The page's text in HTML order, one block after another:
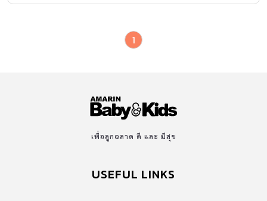
ที่พลิกโฉมการรักษาการเจ็บป่วยทุกรูปแบบ โดยแพทย์ผู้เชี่ยวชาญ
Application แอปพลิเคชั่นให้ความรู้ข้อมูลเพื่อป้องกันสุขภาพของเด็ก
ติดตามการรักษา นัดหมายแพทย์ และการชำระเงินได้ทุกที่ทุกเวลา เพื่อ
โลก จึงทำให้พ่อแม่ชาวไทยและต่างชาติต่างเชื่อมั่นได้ตั้งแต่ก้าวแรก
แพทย์ จุดคัดกรองผู้ป่วยก่อนเข้าอาคาร ด่านแรกในการดูแลรักษา
1
เพื่อลูกฉลาด ดี และ มีสุข
USEFUL LINKS